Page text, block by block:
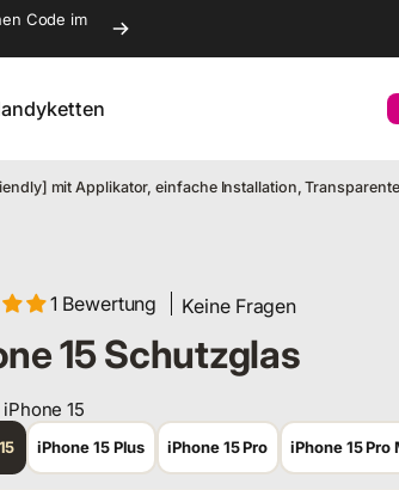
Code im
mit Applikator, einfache Installation,
1 Bewertung Keine Fragen
15 Schutzglas
iPhone 15
iPhone 15 Plus iPhone 15 Pro iPhone 15 Pro